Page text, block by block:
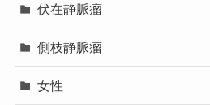
伏在静脈瘤
側枝静脈瘤
女性